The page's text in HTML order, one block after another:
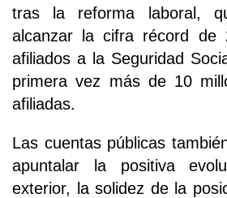
tras la reforma laboral,
alcanzar la cifra récord de
afiliados a la Seguridad
primera vez más de 10
afiliadas.
Las cuentas públicas
apuntalar la positiva
exterior, la solidez de la